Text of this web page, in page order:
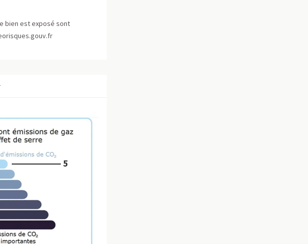
bien est exposé sont
5